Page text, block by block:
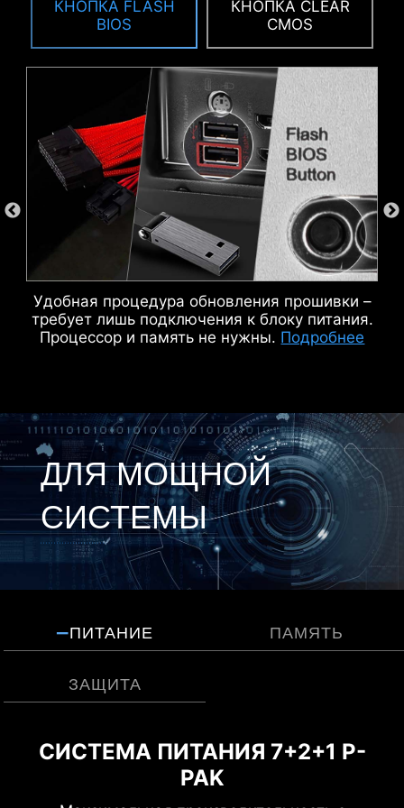
КНОПКА FLASH
BIOS
КНОПКА CLEAR
CMOS
Удобная процедура обновления прошивки –
требует лишь подключения к блоку питания.
Процессор и память не нужны. Подробнее
ДВОЙНАЯ ЭЛЕКТРОЗАЩИТА
РАЗЪЕМЫ РАЗНОГО ЦВЕТА
Чтобы проще отличать разъёмы для
разных целей, разъём для помпы и ARGB
отмечены белым цветом — это помогает
пользователям удобнее организовать
кабели.
ИДЕНТИФИКАЦИЯ M.2 SIGNAL
USB
ДЛЯ МОЩНОЙ
СИСТЕМЫ
ПИТАНИЕ ПАМЯТЬ
ЗАЩИТА
СИСТЕМА ПИТАНИЯ 7+2+1 P-
PAK
ПАМЯТЬ DDR5
TRANSIENT VOLTAGE
SUPPRESSORS (TVS)